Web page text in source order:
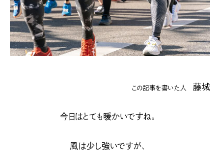
この記事を書いた人藤城
今日はとても暖かいですね。
風は少し強いですが、